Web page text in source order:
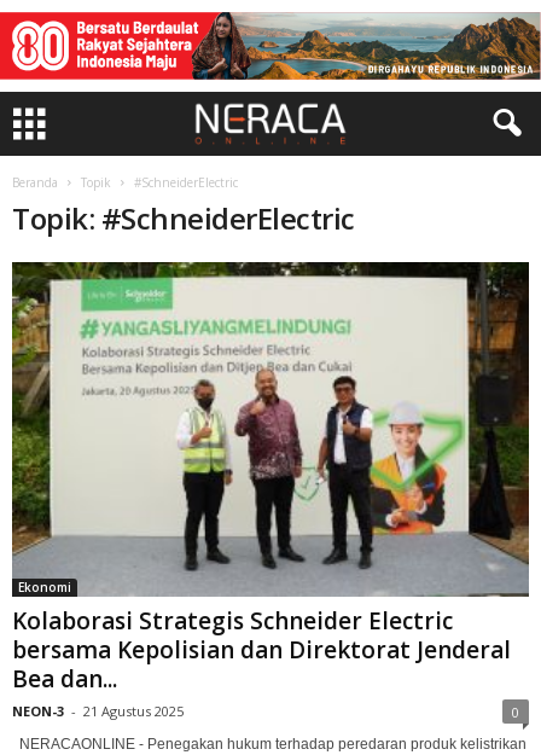
Beranda Topik #SchneiderElectric
Topik: #SchneiderElectric
Ekonomi
Kolaborasi Strategis Schneider Electric
bersama Kepolisian dan Direktorat Jenderal
Bea dan...
NEON-3 - 21 Agustus 2025 0
NERACAONLINE - Penegakan hukum terhadap peredaran produk kelistrikan